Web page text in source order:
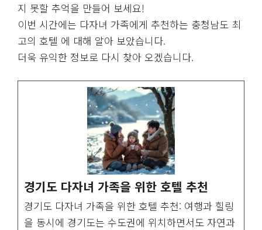
지 못할 추억을 만들어 보세요!
이번 시간에는 다자녀 가족에게 추천하는 충청남도 최
고의 호텔 에 대해 알아 보았습니다.
더욱 유익한 정보로 다시 찾아 오겠습니다.
경기도 다자녀 가족을 위한 호텔 추천
경기도 다자녀 가족을 위한 호텔 추천: 여행과 힐링
을 동시에 경기도는 수도권에 위치하면서도 자연과